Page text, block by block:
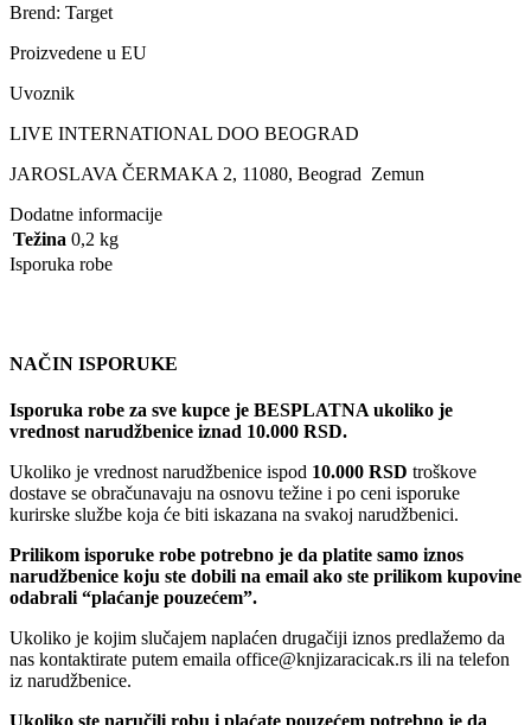
Brend: Target
Proizvedene u EU
Uvoznik
LIVE INTERNATIONAL DOO BEOGRAD
JAROSLAVA ČERMAKA 2, 11080, Beograd Zemun
Dodatne informacije
Težina 0,2 kg
Isporuka robe
NAČIN ISPORUKE
Isporuka robe za sve kupce je BESPLATNA ukoliko je
vrednost narudžbenice iznad 10.000 RSD.
Ukoliko je vrednost narudžbenice ispod 10.000 RSD troškove
dostave se obračunavaju na osnovu težine i po ceni isporuke
kurirske službe koja će biti iskazana na svakoj narudžbenici.
Prilikom isporuke robe potrebno je da platite samo iznos
narudžbenice koju ste dobili na email ako ste prilikom kupovine
odabrali “plaćanje pouzećem”.
Ukoliko je kojim slučajem naplaćen drugačiji iznos predlažemo da
nas kontaktirate putem emaila office@knjizaracicak.rs ili na telefon
iz narudžbenice.
Ukoliko ste naručili robu i plaćate pouzećem potrebno je da